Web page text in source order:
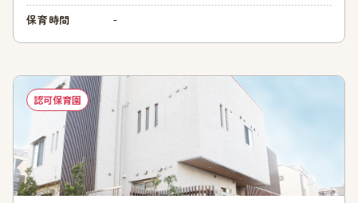
保育時間 -
認可保育園